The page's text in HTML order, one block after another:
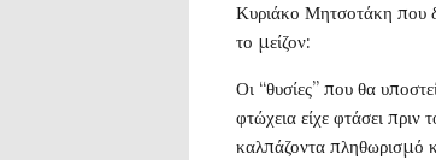
Κυριάκο Μητσοτάκη που
το μείζον:
Οι “θυσίες” που θα
φτώχεια είχε φτάσει
καλπάζοντα πληθωρισμό